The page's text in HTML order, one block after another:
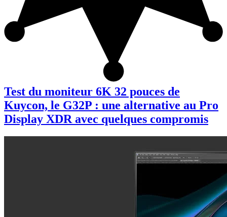
Test du moniteur 6K 32 pouces de
Kuycon, le G32P : une alternative au Pro
Display XDR avec quelques compromis